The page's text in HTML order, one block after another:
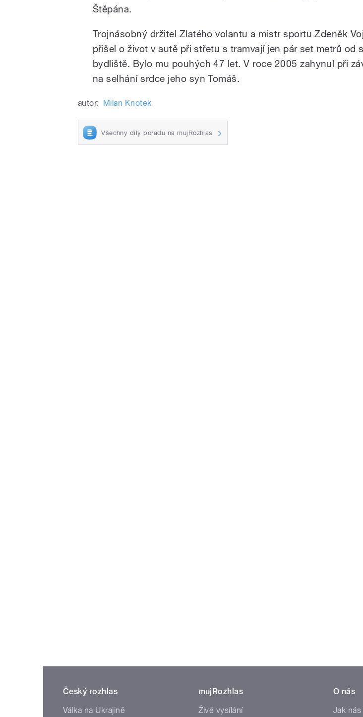
Štěpána.
Trojnásobný držitel Zlatého volantu a mistr sportu Zdeněk
přišel o život v autě při střetu s tramvají jen pár set metrů od
bydliště. Bylo mu pouhých 47 let. V roce 2005 zahynul při
na selhání srdce jeho syn Tomáš.
autor: Milan Knotek
Všechny díly pořadu na mujRozhlas
Český rozhlas
Válka na Ukrajině
mujRozhlas
Živé vysílání
O nás
Jak nás